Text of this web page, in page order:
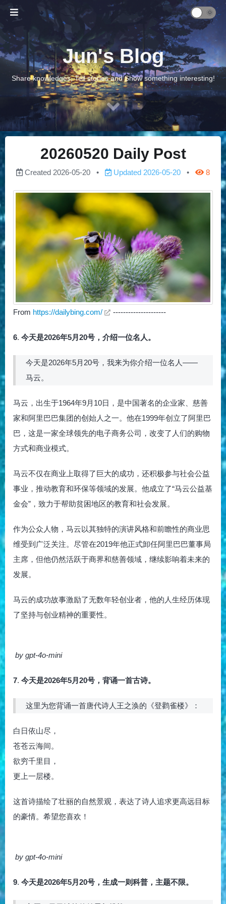
Jun's Blog
Share knowledges, Tell stories and Show something interesting!
20260520 Daily Post
Created 2026-05-20 Updated 2026-05-20 8
From https://dailybing.com/ ---------------------
6. 今天是2026年5月20号，介绍一位名人。
今天是2026年5月20号，我来为你介绍一位名人——
马云。
马云，出生于1964年9月10日，是中国著名的企业家、慈善
家和阿里巴巴集团的创始人之一。他在1999年创立了阿里巴
巴，这是一家全球领先的电子商务公司，改变了人们的购物
方式和商业模式。
马云不仅在商业上取得了巨大的成功，还积极参与社会公益
事业，推动教育和环保等领域的发展。他成立了“马云公益基
金会”，致力于帮助贫困地区的教育和社会发展。
作为公众人物，马云以其独特的演讲风格和前瞻性的商业思
维受到广泛关注。尽管在2019年他正式卸任阿里巴巴董事局
主席，但他仍然活跃于商界和慈善领域，继续影响着未来的
发展。
马云的成功故事激励了无数年轻创业者，他的人生经历体现
了坚持与创业精神的重要性。
by gpt-4o-mini
7. 今天是2026年5月20号，背诵一首古诗。
这里为您背诵一首唐代诗人王之涣的《登鹳雀楼》：
白日依山尽，
苍苍云海间。
欲穷千里目，
更上一层楼。
这首诗描绘了壮丽的自然景观，表达了诗人追求更高远目标
的豪情。希望您喜欢！
by gpt-4o-mini
9. 今天是2026年5月20号，生成一则科普，主题不限。